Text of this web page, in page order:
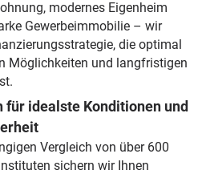
modernes Eigenheim
Gewerbeimmobilie – wir
die optimal
Möglichkeiten und langfristigen
für idealste Konditionen und
Vergleich von über 600
sichern wir Ihnen